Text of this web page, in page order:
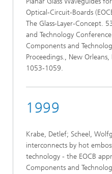
Optical-Circuit-Boards
The Glass-Layer-Concept.
and Technology
Components and
Proceedings., New
1053-1059.
1999
Krabe, Detlef; Scheel,
interconnects by hot
technology - the EOCB
Components and